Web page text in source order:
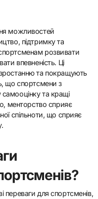
можливостей
підтримку та
розвивати
впевненість. Ці
та покращують
що спортсмени з
та кращі
менторство сприяє
спільноти, що сприяє
переваги для спортсменів,